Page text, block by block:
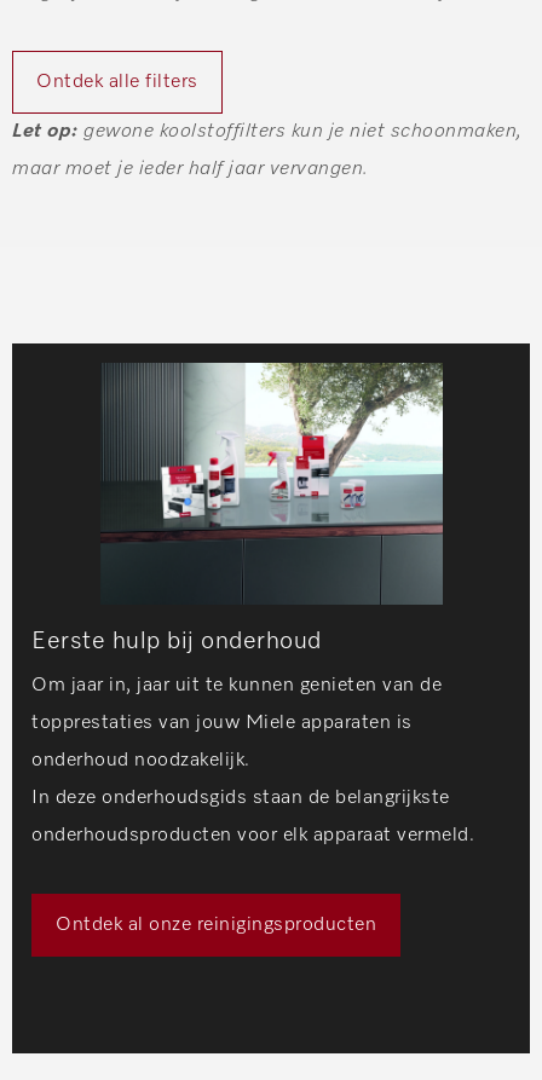
Ontdek alle filters
Let op: gewone koolstoffilters kun je niet schoonmaken,
maar moet je ieder half jaar vervangen.
Eerste hulp bij onderhoud
Om jaar in, jaar uit te kunnen genieten van de
topprestaties van jouw Miele apparaten is
onderhoud noodzakelijk.
In deze onderhoudsgids staan de belangrijkste
onderhoudsproducten voor elk apparaat vermeld.
Ontdek al onze reinigingsproducten